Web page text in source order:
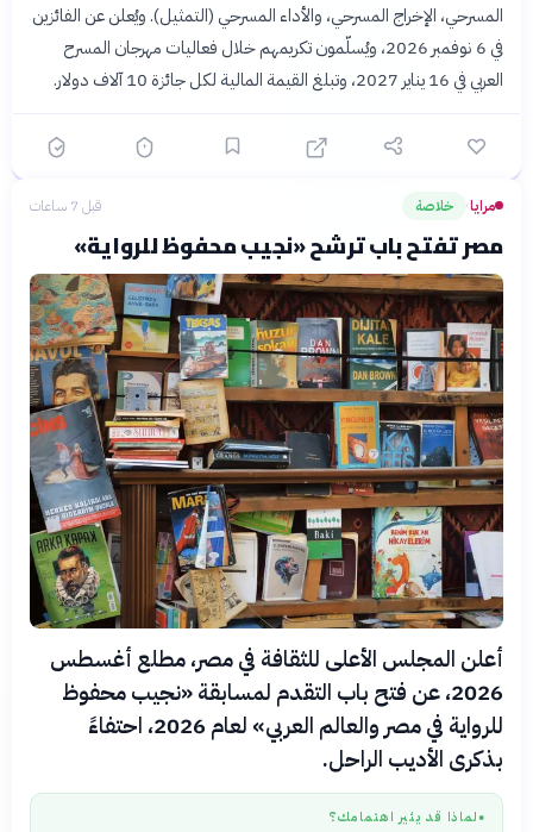
المسرحي، الإخراج المسرحي، والأداء المسرحي (التمثيل). ويُعلن عن الفائزين
في 6 نوفمبر 2026، ويُسلّمون تكريمهم خلال فعاليات مهرجان المسرح
العربي في 16 يناير 2027، وتبلغ القيمة المالية لكل جائزة 10 آلاف دولار.
مرايا› خلاصة قبل 7 ساعات
مصر تفتح باب ترشح «نجيب محفوظ للرواية»
أعلن المجلس الأعلى للثقافة في مصر، مطلع أغسطس
2026، عن فتح باب التقدم لمسابقة «نجيب محفوظ
للرواية في مصر والعالم العربي» لعام 2026، احتفاءً
بذكرى الأديب الراحل.
● لماذا قد يثير اهتمامك؟